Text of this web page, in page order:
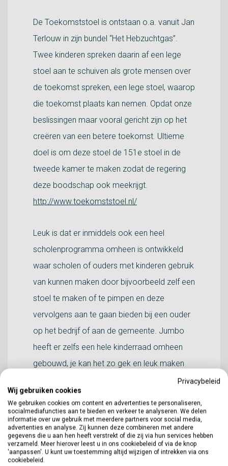
De Toekomststoel is ontstaan o.a. vanuit Jan
Terlouw in zijn bundel “Het Hebzuchtgas”.
Twee kinderen spreken daarin af een lege
stoel aan te schuiven als grote mensen over
de toekomst spreken, een lege stoel, waarop
die toekomst plaats kan nemen. Opdat onze
beslissingen maar vooral gericht zijn op het
creëren van een betere toekomst. Ultieme
doel is om deze stoel de 151e stoel in de
tweede kamer te maken zodat de regering
deze boodschap ook meekrijgt.
http://www.toekomststoel.nl/
Leuk is dat er inmiddels ook een heel
scholenprogramma omheen is ontwikkeld
waar scholen of ouders met kinderen gebruik
van kunnen maken door bijvoorbeeld zelf een
stoel te maken of te pimpen en deze
vervolgens aan te gaan bieden bij een ouder
op het bedrijf of aan de gemeente. Jumbo
heeft er zelfs een hele kinderraad omheen
gebouwd, je kan het zo gek en leuk maken
vertelt Jan Terlouw zelf
de bewuste passage voor uit het boekje en
wordt het idee voor de scholen toegelicht.
Het is in feite ook de vraag die Greta
Thunberg stelt aan het World Economic
Privacybeleid
Wij gebruiken cookies
We gebruiken cookies om content en advertenties te personaliseren,
socialmediafuncties aan te bieden en verkeer te analyseren. We delen
informatie over uw gebruik met meerdere partners voor social media,
advertenties en analyse. Zij kunnen deze combineren met andere
gegevens die u aan hen heeft verstrekt of die zij via hun services hebben
verzameld. Meer hierover leest u in ons cookiebeleid of via de knop
'aanpassen'. U kunt uw toestemming altijd wijzigen of intrekken via ons
cookiebeleid.